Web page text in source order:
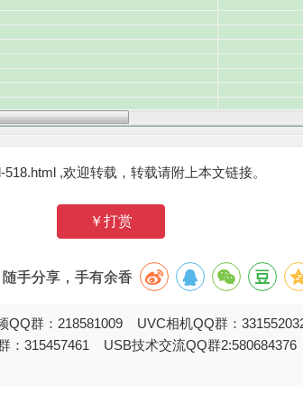
,欢迎转载，转载请附上本文链接。
￥打赏
随手分享，手有余香
QQ群：218581009 UVC相机QQ群：
：315457461 USB技术交流QQ群